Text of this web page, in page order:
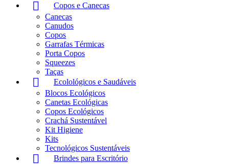
Copos e Canecas
Canecas
Canudos
Copos
Garrafas Térmicas
Porta Copos
Squeezes
Taças
Ecolológicos e Saudáveis
Blocos Ecológicos
Canetas Ecológicas
Copos Ecológicos
Crachá Sustentável
Kit Higiene
Kits
Tecnológicos Sustentáveis
Brindes para Escritório